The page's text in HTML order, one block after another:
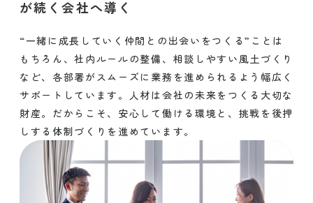
が続く会社へ導く
“一緒に成長していく仲間との出会いをつくる”ことは
もちろん、社内ルールの整備、相談しやすい風土づくり
など、各部署がスムーズに業務を進められるよう幅広く
サポートしています。人材は会社の未来をつくる大切な
財産。だからこそ、安心して働ける環境と、挑戦を後押
しする体制づくりを進めています。